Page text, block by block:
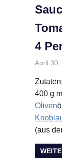
4
April 30,
Zutaten:
400 g
Oliven
(aus